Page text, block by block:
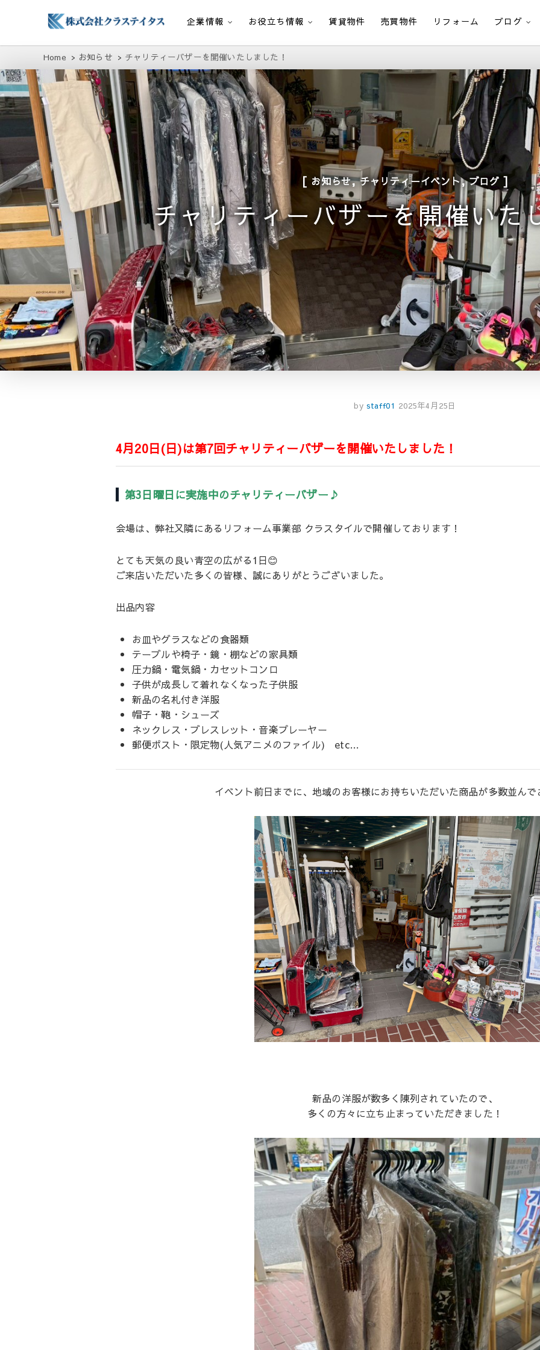
株式会社クラステイタス
企業情報 お役立ち情報 賃貸物件 売買物件 リフォーム ブログ
Home お知らせ チャリティーバザーを開催いたしました！
お知らせ,チャリティーイベント,ブログ
チャリティーバザーを開催いた
by staff01 2025年4月25日
4月20日(日)は第7回チャリティーバザーを開催いたしました！
第3日曜日に実施中のチャリティーバザー♪
会場は、弊社又隣にあるリフォーム事業部 クラスタイルで開催しております！
とても天気の良い青空の広がる1日😊
ご来店いただいた多くの皆様、誠にありがとうございました。
出品内容
お皿やグラスなどの食器類
テーブルや椅子・鏡・棚などの家具類
圧力鍋・電気鍋・カセットコンロ
子供が成長して着れなくなった子供服
新品の名札付き洋服
帽子・鞄・シューズ
ネックレス・ブレスレット・音楽プレーヤー
郵便ポスト・限定物(人気アニメのファイル) etc…
イベント前日までに、地域のお客様にお持ちいただいた商品が多数並んで
新品の洋服が数多く陳列されていたので、
多くの方々に立ち止まっていただきました！